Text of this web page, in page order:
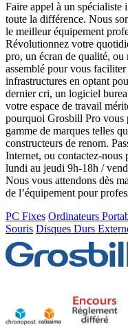
Faire appel à un
toute la différence. Nous
le meilleur équipement
Révolutionnez votre
pro, un écran de qualité,
assemblé pour vous
infrastructures en optant
dernier cri, un logiciel
votre espace de travail
pourquoi Grosbill Pro vous
gamme de marques telles
constructeurs de renom.
Internet, ou contactez-nous
lundi au jeudi 9h-18h /
Nous vous attendons dès
de l’équipement pour
PC Fixes Ordinateurs
Souris Disques Durs